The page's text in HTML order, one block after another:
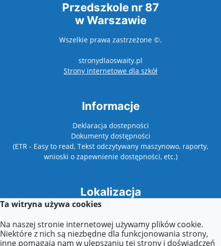
Przedszkole nr 87
w Warszawie
Wszelkie prawa zastrzeżone ©.
stronydlaoswaity.pl
Strony internetowe dla szkółotwiera się w
Informacje
Deklaracja dostepności
Dokumenty dostępności
(ETR - Easy to read, Tekst odczytywany maszynowo, raporty,
wnioski o zapewnienie dostępności, etc.)
Lokalizacja
01-780 Warszawa
Ta witryna używa cookies
Na naszej stronie internetowej używamy plików cookie.
Niektóre z nich są niezbędne dla funkcjonowania strony,
inne pomagają nam w ulepszaniu tej strony i doświadczeń